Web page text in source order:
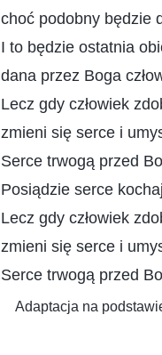
choć podobny będzie
I to będzie ostatnia
dana przez Boga
Lecz gdy człowiek
zmieni się serce i
Serce trwogą przed
Posiądzie serce
Lecz gdy człowiek
zmieni się serce i
Serce trwogą przed
Adaptacja na